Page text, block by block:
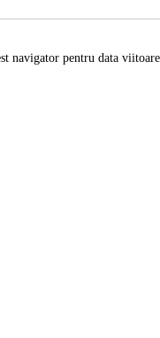
navigator pentru data viitoare